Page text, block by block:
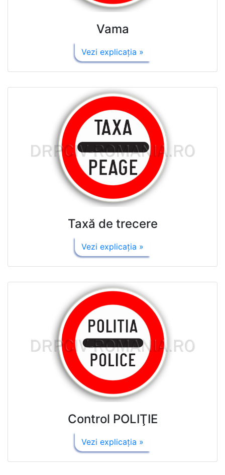
Vama
Vezi explicaţia »
Taxă de trecere
Vezi explicaţia »
Control POLIŢIE
Vezi explicaţia »